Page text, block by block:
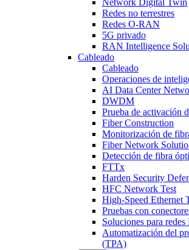
Network Digital Twin
Redes no terrestres
Redes O-RAN
5G privado
RAN Intelligence
Cableado
Cableado
Operaciones de
AI Data Center
DWDM
Prueba de activación
Fiber Construction
Monitorización de
Fiber Network
Detección de fibra
FTTx
Harden Security
HFC Network Test
High-Speed Ethernet
Pruebas con
Soluciones para redes
Automatización del
(TPA)